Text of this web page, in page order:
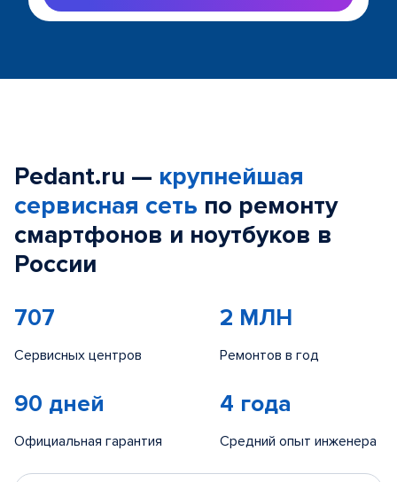
Pedant.ru — крупнейшая
сервисная сеть по ремонту
смартфонов и ноутбуков в
России
707
Сервисных центров
2 МЛН
Ремонтов в год
90 дней
Официальная гарантия
4 года
Средний опыт инженера